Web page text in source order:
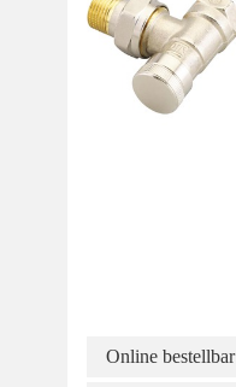
Online bestellbar